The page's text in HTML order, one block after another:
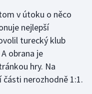
v útoku o něco
nejlepší
turecký klub
obrana je
hry. Na
nerozhodně 1:1.